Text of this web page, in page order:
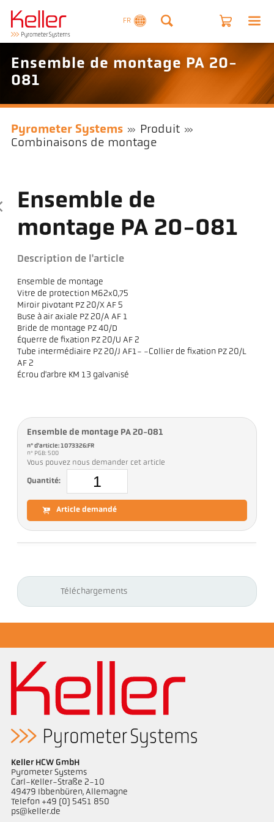
FR
Ensemble de montage PA 20-
081
Pyrometer Systems
Produit
Combinaisons de montage
Ensemble de
montage PA 20-081
Description de l'article
Ensemble de montage
Vitre de protection M62x0,75
Miroir pivotant PZ 20/X AF 5
Buse à air axiale PZ 20/A AF 1
Bride de montage PZ 40/D
Équerre de fixation PZ 20/U AF 2
Tube intermédiaire PZ 20/J AF1- -Collier de fixation PZ 20/L
AF 2
Écrou d'arbre KM 13 galvanisé
Ensemble de montage PA 20-081
n° d'article: 1073326:FR
n° PGB: 500
Vous pouvez nous demander cet article
Quantité:
Article demandé
Téléchargements
Keller HCW GmbH
Pyrometer Systems
Carl-Keller-Straße 2-10
49479 Ibbenbüren, Allemagne
Telefon +49 (0) 5451 850
ps@keller.de